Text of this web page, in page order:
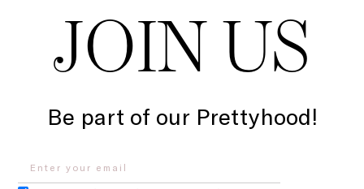
JOIN US
Be part of our Prettyhood!